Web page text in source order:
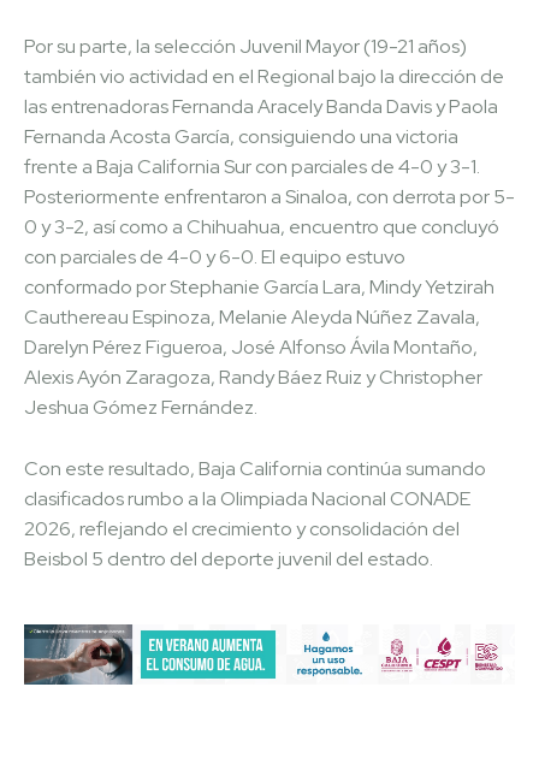
Por su parte, la selección Juvenil Mayor (19-21 años)
también vio actividad en el Regional bajo la dirección de
las entrenadoras Fernanda Aracely Banda Davis y Paola
Fernanda Acosta García, consiguiendo una victoria
frente a Baja California Sur con parciales de 4-0 y 3-1.
Posteriormente enfrentaron a Sinaloa, con derrota por 5-
0 y 3-2, así como a Chihuahua, encuentro que concluyó
con parciales de 4-0 y 6-0. El equipo estuvo
conformado por Stephanie García Lara, Mindy Yetzirah
Cauthereau Espinoza, Melanie Aleyda Núñez Zavala,
Darelyn Pérez Figueroa, José Alfonso Ávila Montaño,
Alexis Ayón Zaragoza, Randy Báez Ruiz y Christopher
Jeshua Gómez Fernández.
Con este resultado, Baja California continúa sumando
clasificados rumbo a la Olimpiada Nacional CONADE
2026, reflejando el crecimiento y consolidación del
Beisbol 5 dentro del deporte juvenil del estado.